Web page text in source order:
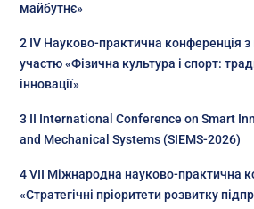
майбутнє»
2 IV Науково-практична конференція
участю «Фізична культура і спорт:
інновації»
3 II International Conference on Smart
and Mechanical Systems (SIEMS-2026)
4 VІІ Міжнародна науково-практична
«Стратегічні пріоритети розвитку